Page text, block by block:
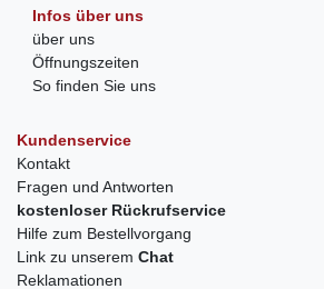
Infos über uns
über uns
Öffnungszeiten
So finden Sie uns
Kundenservice
Kontakt
Fragen und Antworten
kostenloser Rückrufservice
Hilfe zum Bestellvorgang
Link zu unserem Chat
Reklamationen